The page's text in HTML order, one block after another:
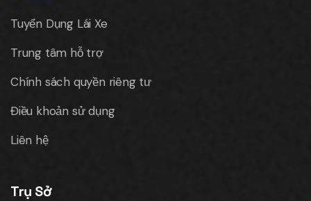
Tuyển Dụng Lái Xe
Trung tâm hỗ trợ
Chính sách quyền riêng tư
Điều khoản sử dụng
Liên hệ
Trụ Sở